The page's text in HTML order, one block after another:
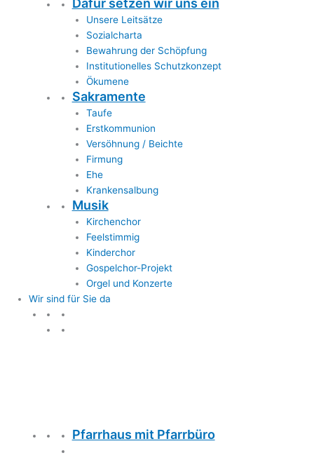
Unsere Leitsätze
Sozialcharta
Bewahrung der Schöpfung
Institutionelles Schutzkonzept
Ökumene
Sakramente
Taufe
Erstkommunion
Versöhnung / Beichte
Firmung
Ehe
Krankensalbung
Musik
Kirchenchor
Feelstimmig
Kinderchor
Gospelchor-Projekt
Orgel und Konzerte
Wir sind für Sie da
Pfarrhaus mit Pfarrbüro